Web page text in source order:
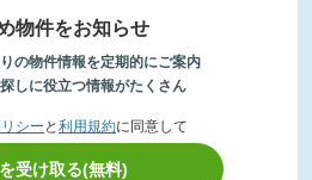
物件をお知らせ
の物件情報を定期的にご案内
しに役立つ情報がたくさん
シー と 利用規約に同意して
受け取る(無料)